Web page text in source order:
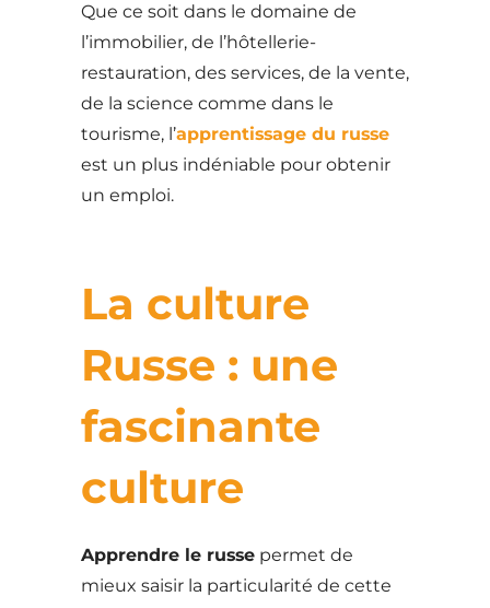
Que ce soit dans le domaine de
l’immobilier, de l’hôtellerie-
restauration, des services, de la vente,
de la science comme dans le
tourisme, l’apprentissage du russe
est un plus indéniable pour obtenir
un emploi.
La culture
Russe : une
fascinante
culture
Apprendre le russe permet de
mieux saisir la particularité de cette